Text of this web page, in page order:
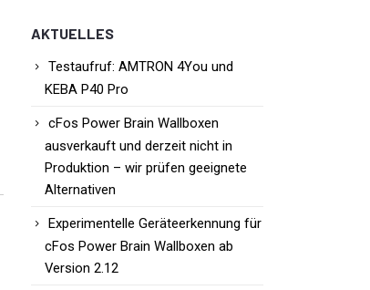
AKTUELLES
Testaufruf: AMTRON 4You und
KEBA P40 Pro
cFos Power Brain Wallboxen
ausverkauft und derzeit nicht in
Produktion – wir prüfen geeignete
Alternativen
Experimentelle Geräteerkennung für
cFos Power Brain Wallboxen ab
Version 2.12